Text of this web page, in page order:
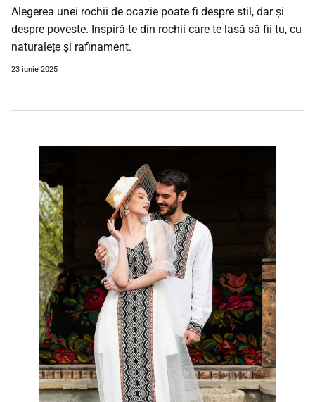
Alegerea unei rochii de ocazie poate fi despre stil, dar și
despre poveste. Inspiră-te din rochii care te lasă să fii tu, cu
naturalețe și rafinament.
23 iunie 2025